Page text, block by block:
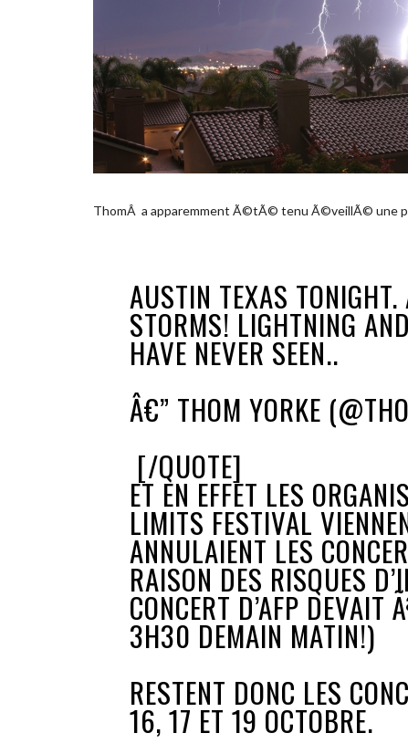
ThomÂ a apparemment Ã©tÃ© tenu Ã©veillÃ© une
AUSTIN TEXAS
STORMS! LIGHTNING
HAVE NEVER SEEN..
Â€” THOM YORKE
[/QUOTE]
ET EN EFFET LES
LIMITS FESTIVAL
ANNULAIENT LES
RAISON DES RISQUES
CONCERT D’AFP
3H30 DEMAIN MATIN!)
RESTENT DONC LES
16, 17 ET 19 OCTOBRE.